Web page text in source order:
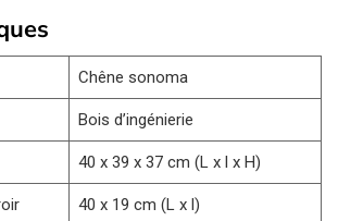
Chêne sonoma
Bois d’ingénierie
40 x 39 x 37 cm (L x l x H)
40 x 19 cm (L x l)